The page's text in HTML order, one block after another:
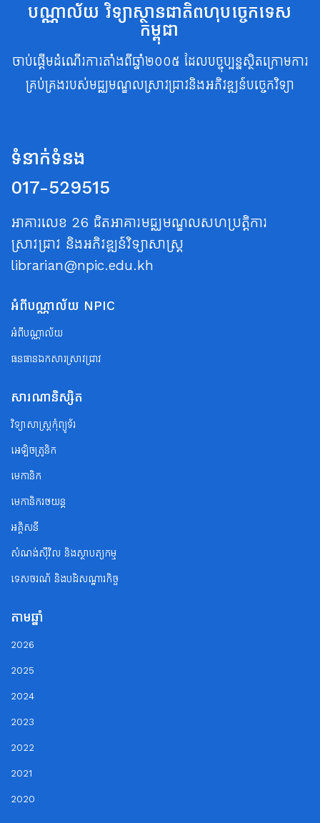
បណ្ណាល័យ វិទ្យាស្ថានជាតិពហុបច្ចេកទេស
កម្ពុជា
ចាប់ផ្តើមដំណើរការតាំងពីឆ្នាំ២០០៥ ដែលបច្ចុប្បន្នស្ថិតក្រោមការ
គ្រប់គ្រងរបស់មជ្ឈមណ្ឌលស្រាវជ្រាវនិងអភិវឌ្ឍន៍បច្ចេកវិទ្យា
ទំនាក់ទំនង
017-529515
អាគារលេខ 26 ជិតអាគារមជ្ឈមណ្ឌលសហប្រត្តិការ
ស្រាវជ្រាវ និងអភិវឌ្ឍន៍វិទ្យាសាស្ត្រ
librarian@npic.edu.kh
អំពីបណ្ណាល័យ NPIC
អំពីបណ្ណាល័យ
ធនធានឯកសារស្រាវជ្រាវ
សារណានិស្សិត
វិទ្យាសាស្ត្រកុំព្យូទ័រ
អេឡិចត្រូនិក
មេកានិក
មេកានិករថយន្ត
អគ្គិសនី
សំណង់ស៊ីវិល និងស្ថាបត្យកម្ម
ទេសចរណ័ និងបដិសណ្ឋារកិច្ច
តាមឆ្នាំ
2026
2025
2024
2023
2022
2021
2020